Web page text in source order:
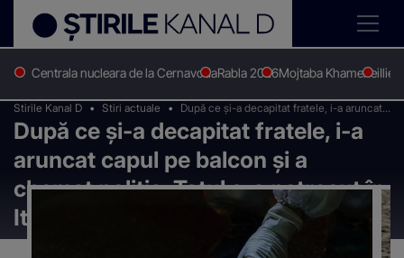
Centrala nucleara de la CernavodaRabla 2026Mojtaba KhameneiIlie
Stirile Kanal D Stiri actuale
După ce și-a decapitat fratele, i-a aruncat
capul pe balcon și a chemat poliția. Totul
s-a petrecut în Italia
După ce și-a decapitat fratele, i-a
aruncat capul pe balcon și a
chemat poliția. Totul s-a petrecut în
Italia